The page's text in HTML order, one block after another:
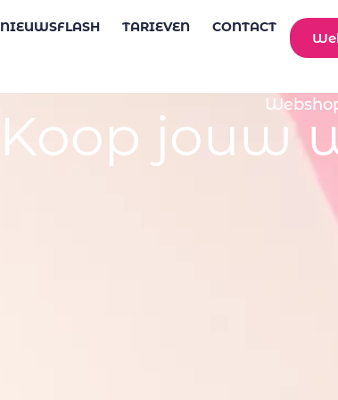
NIEUWSFLASH TARIEVEN CONTACT
Koop jouw